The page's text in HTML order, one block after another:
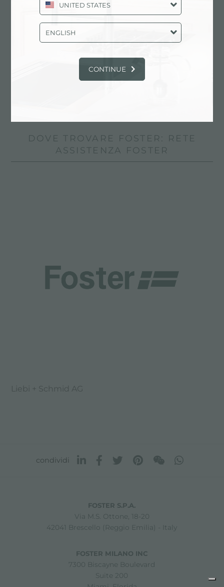
DOVE TROVARE FOSTER: RETE
ASSISTENZA FOSTER
Liebi + Schmid AG
condividi
FOSTER S.P.A.
Via M.S. Ottone, 18-20
42041 Brescello (Reggio Emilia) - Italy
FOSTER MILANO INC
7300 Biscayne Boulevard
Suite 200
UNITED STATES
ENGLISH
CONTINUE